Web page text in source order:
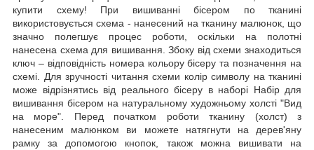
купити схему! При вишиванні бісером по тканині
використовується схема - нанесений на тканину малюнок, що
значно полегшує процес роботи, оскільки на полотні
нанесена схема для вишивання. Збоку від схеми знаходиться
ключ – відповідність номера кольору бісеру та позначення на
схемі. Для зручності читання схеми колір символу на тканині
може відрізнятись від реального бісеру в наборі Набір для
вишивання бісером на натуральному художньому холсті "Вид
на море". Перед початком роботи тканину (холст) з
нанесеним малюнком ви можете натягнути на дерев'яну
рамку за допомогою кнопок, також можна вишивати на